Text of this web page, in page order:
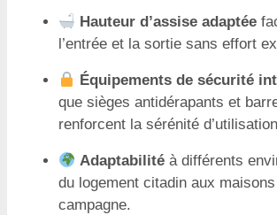
Hauteur d’assise adaptée
l’entrée et la sortie sans effort
Équipements de sécurité
que sièges antidérapants et
renforcent la sérénité
Adaptabilité à différents
du logement citadin aux
campagne.